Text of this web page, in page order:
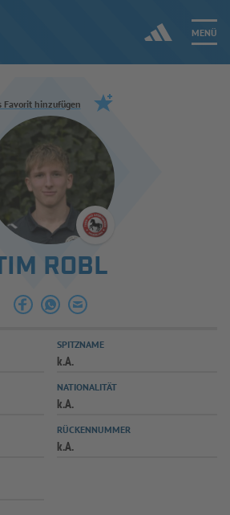
MENÜ
Jetzt einloggen
SPIELPLUS
Favorit hinzufügen
ROBL
SPITZNAME
k.A.
NATIONALITÄT
k.A.
RÜCKENNUMMER
k.A.